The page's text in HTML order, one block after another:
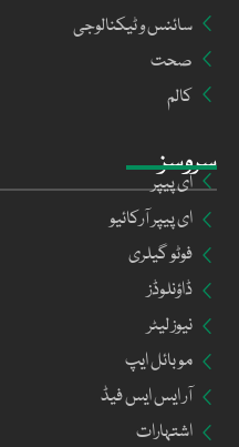
سروسز
ای پیپر
ای پیپر آرکائیو
فوٹو گیلری
ڈاؤنلوڈز
نیوز لیٹر
موبائل ایپ
آر ایس ایس فیڈ
اشتہارات
سائنس و ٹیکنالوجی
صحت
کالم